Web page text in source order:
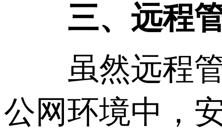
三、远程管
虽然远程管
公网环境中，